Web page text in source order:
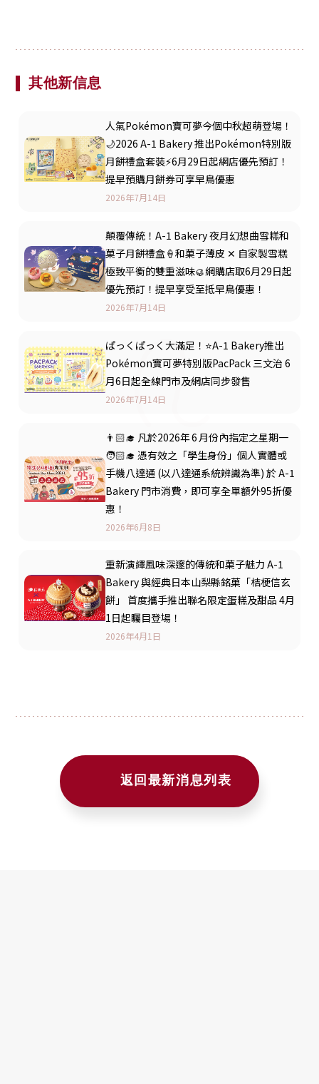
其他新信息
人氣Pokémon寶可夢今個中秋超萌登場！
🌙2026 A-1 Bakery 推出Pokémon特別版
月餅禮盒套裝⚡️6月29日起網店優先預訂！
提早預購月餅券可享早鳥優惠
2026年7月14日
顛覆傳統！A-1 Bakery 夜月幻想曲雪糕和
菓子月餅禮盒🍦和菓子薄皮 ✕ 自家製雪糕
極致平衡的雙重滋味🥮網購店取6月29日起
優先預訂！提早享受至抵早鳥優惠！
2026年7月14日
ぱっくぱっく大滿足！⭐A-1 Bakery推出
Pokémon寶可夢特別版PacPack 三文治 6
月6日起全線門市及網店同步發售
2026年7月14日
👨🏻‍🎓 凡於2026年 6 月份內指定之星期一
🧑🏻‍🎓 憑有效之「學生身份」個人實體或
手機八達通 (以八達通系統辨識為準) 於 A-1
Bakery 門市消費，即可享全單額外95折優
惠！
2026年6月8日
重新演繹風味深邃的傳統和菓子魅力 A-1
Bakery 與經典日本山梨縣銘菓「桔梗信玄
餅」 首度攜手推出聯名限定蛋糕及甜品 4月
1日起矚目登場！
2026年4月1日
返回最新消息列表